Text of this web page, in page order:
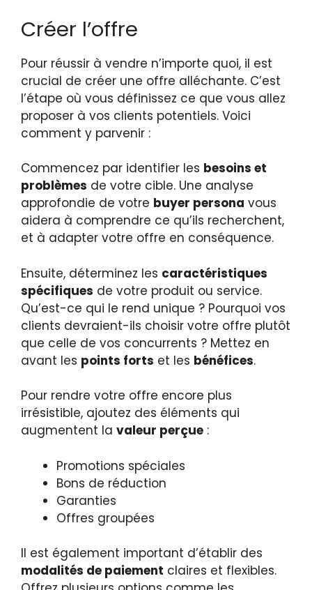
Créer l’offre
Pour réussir à vendre n’importe quoi, il est
crucial de créer une offre alléchante. C’est
l’étape où vous définissez ce que vous allez
proposer à vos clients potentiels. Voici
comment y parvenir :
Commencez par identifier les besoins et
problèmes de votre cible. Une analyse
approfondie de votre buyer persona vous
aidera à comprendre ce qu’ils recherchent,
et à adapter votre offre en conséquence.
Ensuite, déterminez les caractéristiques
spécifiques de votre produit ou service.
Qu’est-ce qui le rend unique ? Pourquoi vos
clients devraient-ils choisir votre offre plutôt
que celle de vos concurrents ? Mettez en
avant les points forts et les bénéfices.
Pour rendre votre offre encore plus
irrésistible, ajoutez des éléments qui
augmentent la valeur perçue :
Promotions spéciales
Bons de réduction
Garanties
Offres groupées
Il est également important d’établir des
modalités de paiement claires et flexibles.